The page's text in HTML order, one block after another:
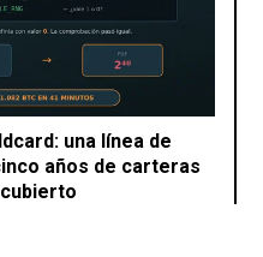
una línea de
años de carteras